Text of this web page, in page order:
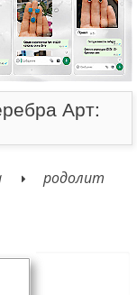
Арт:
родолит